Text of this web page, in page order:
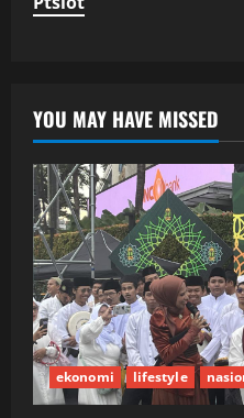
YOU MAY HAVE MISSED
ekonomi lifestyle